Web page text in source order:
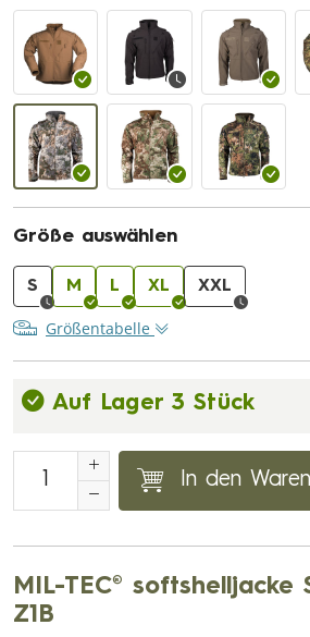
Größe auswählen
S M L XL XXL
Größentabelle
Auf Lager 3 Stück
In den
MIL-TEC® softshelljacke
Z1B